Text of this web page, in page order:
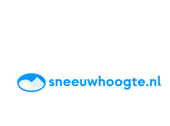
AccommodatiesTipsReviewsLive updatesApp